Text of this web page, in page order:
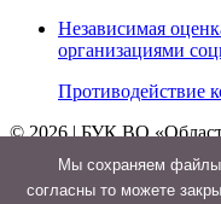
Независимая
организациями
Противодействие
© 2026 | БУК ВО
библиотека»
Мы cохраняем
согласны то можете